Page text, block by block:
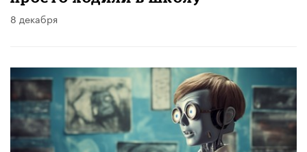
8 декабря